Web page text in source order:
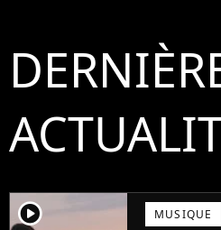
player2 MUSIQUE